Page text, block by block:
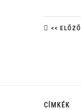
<< ELŐZŐ
CÍMKÉK